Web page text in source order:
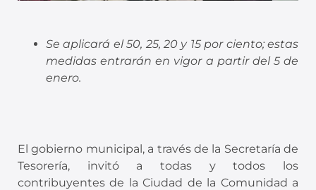
Se aplicará el 50, 25, 20 y 15 por ciento; estas
medidas entrarán en vigor a partir del 5 de
enero.
El gobierno municipal, a través de la Secretaría de
Tesorería, invitó a todas y todos los
contribuyentes de la Ciudad de la Comunidad a